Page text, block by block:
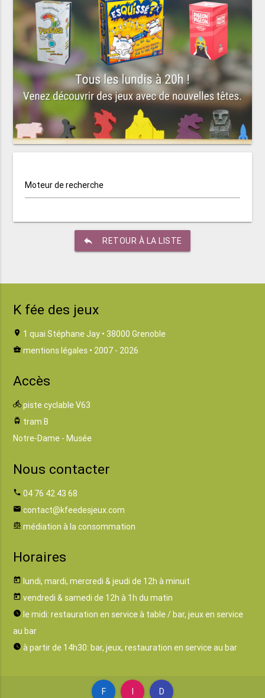
Moteur de recherche
reply RETOUR À LA LISTE
K fée des jeux
location_on 1 quai Stéphane Jay • 38000 Grenoble
business_center mentions légales • 2007 - 2026
Accès
directions_bike piste cyclable V63
tram tram B
Notre-Dame - Musée
Nous contacter
phone 04 76 42 43 68
email contact@kfeedesjeux.com
balance médiation à la consommation
Horaires
today lundi, mardi, mercredi & jeudi de 12h à minuit
today vendredi & samedi de 12h à 1h du matin
watch_later le midi: restauration en service à table / bar, jeux en service
au bar
watch_later à partir de 14h30: bar, jeux, restauration en service au bar
F D